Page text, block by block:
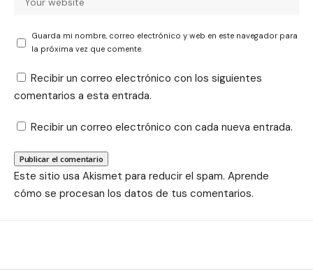
Guarda mi nombre, correo electrónico y web en este navegador para
la próxima vez que comente.
Recibir un correo electrónico con los siguientes
comentarios a esta entrada.
Recibir un correo electrónico con cada nueva entrada.
Este sitio usa Akismet para reducir el spam. Aprende
cómo se procesan los datos de tus comentarios.